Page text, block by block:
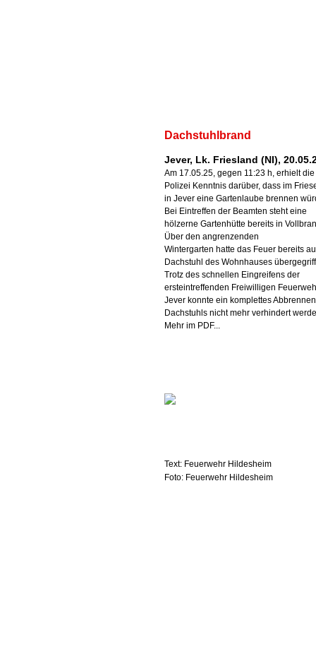
Dachstuhlbrand
Jever, Lk. Friesland (NI),
Am 17.05.25, gegen 11:23 h, erhielt die
Polizei Kenntnis darüber, dass im
in Jever eine Gartenlaube brennen
Bei Eintreffen der Beamten steht eine
hölzerne Gartenhütte bereits in
Über den angrenzenden
Wintergarten hatte das Feuer bereits
Dachstuhl des Wohnhauses
Trotz des schnellen Eingreifens der
ersteintreffenden Freiwilligen
Jever konnte ein komplettes
Dachstuhls nicht mehr verhindert
Mehr im PDF...
Text: Feuerwehr Hildesheim
Foto: Feuerwehr Hildesheim